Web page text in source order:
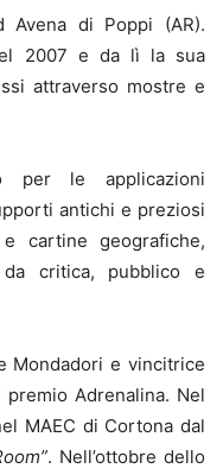
di Poppi (AR).
2007 e da lì la sua
attraverso mostre e
per le applicazioni
antichi e preziosi
cartine geografiche,
critica, pubblico e
Mondadori e vincitrice
Adrenalina. Nel
MAEC di Cortona dal
. Nell’ottobre dello